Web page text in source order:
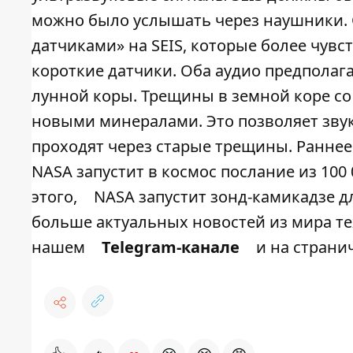
можно было услышать через
датчиками» на SEIS, которые более
короткие датчики. Оба аудио
лунной коры. Трещины в земной коре
новыми минералами. Это позволяет
проходят через старые трещины.
NASA запустит в космос послание из
этого,
NASA запустит зонд-камикадзе
больше актуальных новостей из мира
нашем
Telegram-канале и на